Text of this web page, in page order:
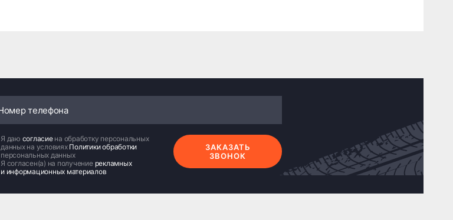
Я даю согласие на обработку персональных
данных на условиях Политики обработки
персональных данных
Я согласен(а) на получение рекламных
и информационных материалов
ЗАКАЗАТЬ
ЗВОНОК